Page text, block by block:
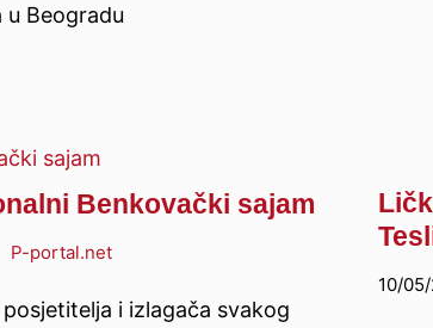
u Beogradu
Benkovački sajam
P-portal.net
i izlagača svakog
10/